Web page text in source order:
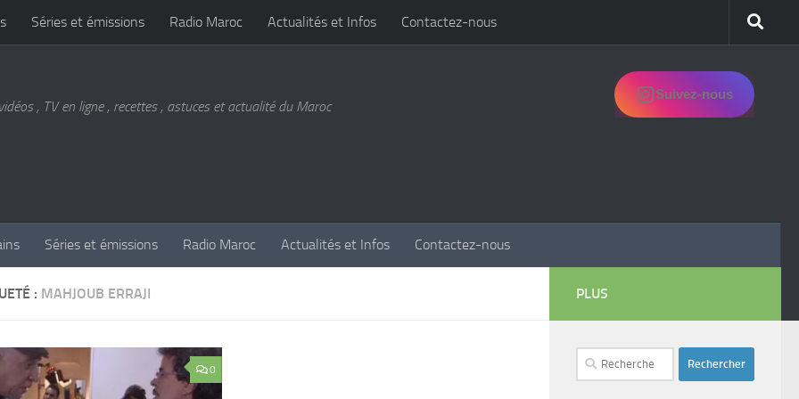
Séries et émissions Radio Maroc Actualités et Infos Contactez-nous
, TV en ligne , recettes , astuces et actualité du Maroc
Suivez-nous
Séries et émissions Radio Maroc Actualités et Infos Contactez-nous
: MAHJOUB ERRAJI
0
PLUS
Rechercher :